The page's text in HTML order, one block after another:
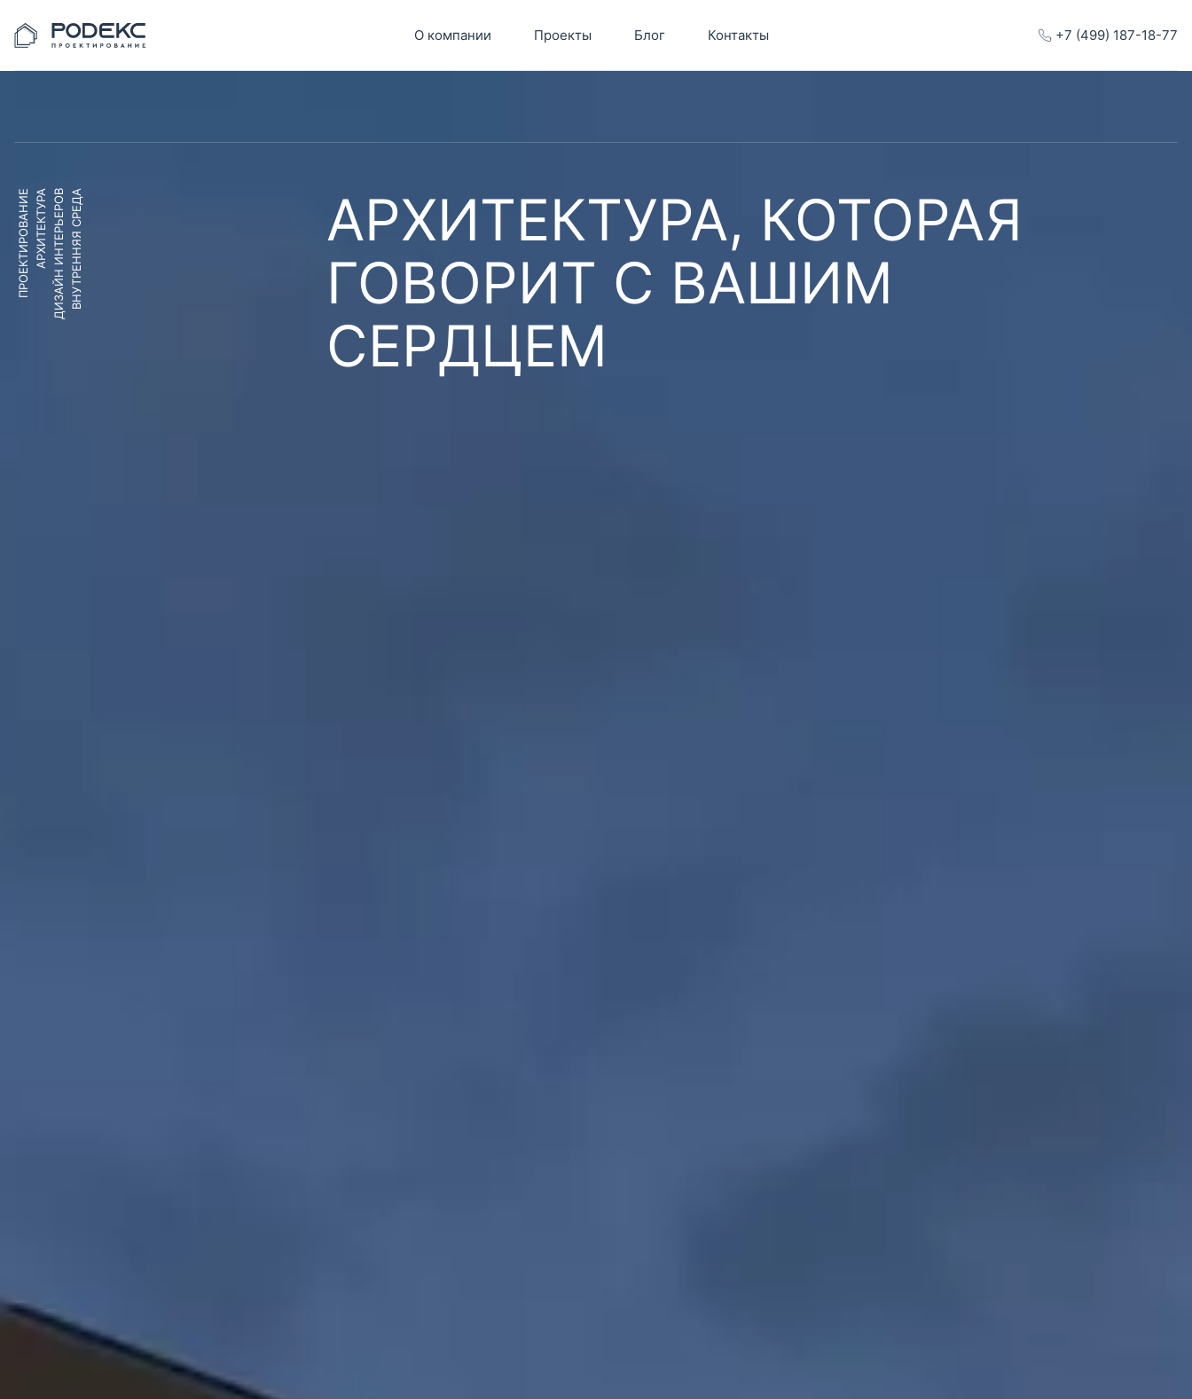
О компании Проекты Блог Контакты +7 (499) 187-18-77
ПРОЕКТИРОВАНИЕАРХИТЕКТУРАДИЗАЙН ИНТЕРЬЕРОВВНУТРЕННЯЯ СРЕДА
АРХИТЕКТУРА, КОТОРАЯ
ГОВОРИТ С ВАШИМ
СЕРДЦЕМ